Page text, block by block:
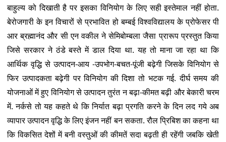
बाहुल्य को दिखाती है पर इसका विनियोग के लिए सही इस्तेमाल नहीं होता.
बेरोजगारी के इन विचारों से प्रभावित हो बम्बई विश्वविद्यालय के प्रोफेसर पी
आर ब्रह्मानंद और सी एन वकील ने सेमिबोम्बला जैसा प्रारूप प्रस्तुत किया
जिसे सरकार ने ठंडे बस्ते में डाल दिया था. यह तो माना जा रहा था कि
आर्थिक वृद्धि से उत्पादन-आय -उपभोग-बचत-पूंजी बढ़ेगी जिसके विनियोग से
फिर उत्पादकता बढ़ेगी पर विनियोग की दिशा तो भटक गई. दीर्घ समय की
योजनाओं में हुए विनियोग से उत्पादन तुरंत न बढ़ा-कीमत बढ़ी और बेकारी चरम
में. नर्कसे तो यह कहते थे कि निर्यात बढ़ा प्रगति करने के दिन लद गये अब
व्यापार उत्पादन वृद्धि के लिए इंजन नहीं बन सकता. रौल प्रिबिश का कहना था
कि विकसित देशों में बनी वस्तुओं की कीमतें सदा बढ़ती ही रहेंगी जबकि खेती